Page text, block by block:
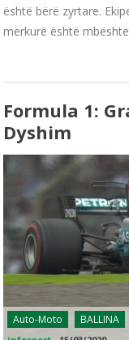
është bërë zyrtare.
mërkurë është
Formula 1:
Dyshim
Auto-Moto BALLINA